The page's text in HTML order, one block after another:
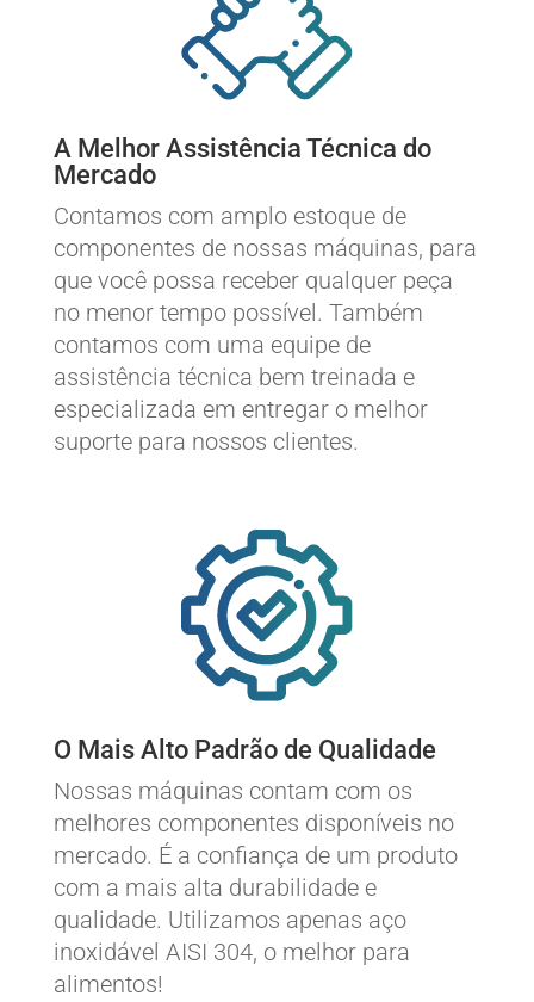
A Melhor Assistência Técnica do
Mercado
Contamos com amplo estoque de
componentes de nossas máquinas, para
que você possa receber qualquer peça
no menor tempo possível. Também
contamos com uma equipe de
assistência técnica bem treinada e
especializada em entregar o melhor
suporte para nossos clientes.
O Mais Alto Padrão de Qualidade
Nossas máquinas contam com os
melhores componentes disponíveis no
mercado. É a confiança de um produto
com a mais alta durabilidade e
qualidade. Utilizamos apenas aço
inoxidável AISI 304, o melhor para
alimentos!